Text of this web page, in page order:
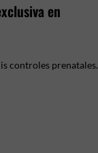
en
controles prenatales.